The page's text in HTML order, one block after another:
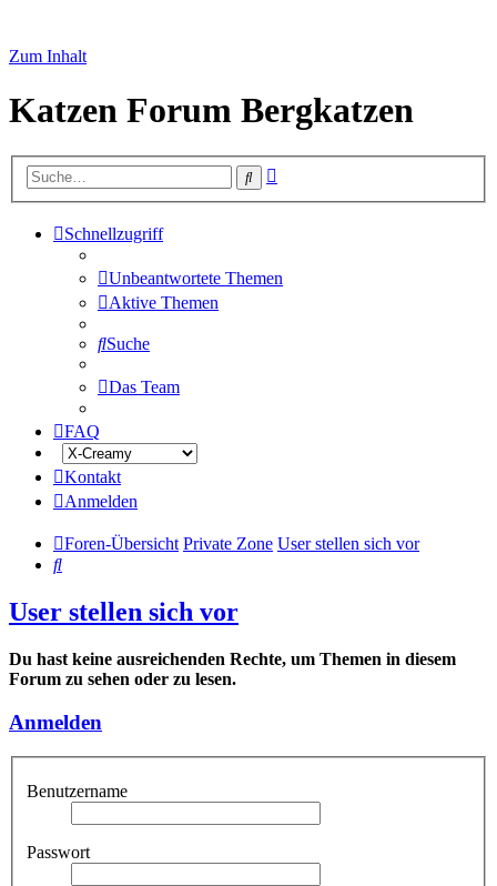
Zum Inhalt
Katzen Forum Bergkatzen
Suche
Schnellzugriff
Unbeantwortete Themen
Aktive Themen
Suche
Das Team
FAQ
Kontakt
Anmelden
Foren-Übersicht Private Zone User stellen sich vor
Suche
User stellen sich vor
Du hast keine ausreichenden Rechte, um Themen in diesem
Forum zu sehen oder zu lesen.
Anmelden
Benutzername
Passwort